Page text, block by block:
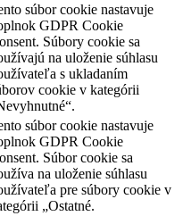
súbor cookie nastavuje
GDPR Cookie
Súbory cookie sa
na uloženie súhlasu
s ukladaním
cookie v kategórii
súbor cookie nastavuje
GDPR Cookie
Súbor cookie sa
na uloženie súhlasu
pre súbory cookie v
„Ostatné.